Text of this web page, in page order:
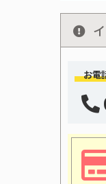
お電